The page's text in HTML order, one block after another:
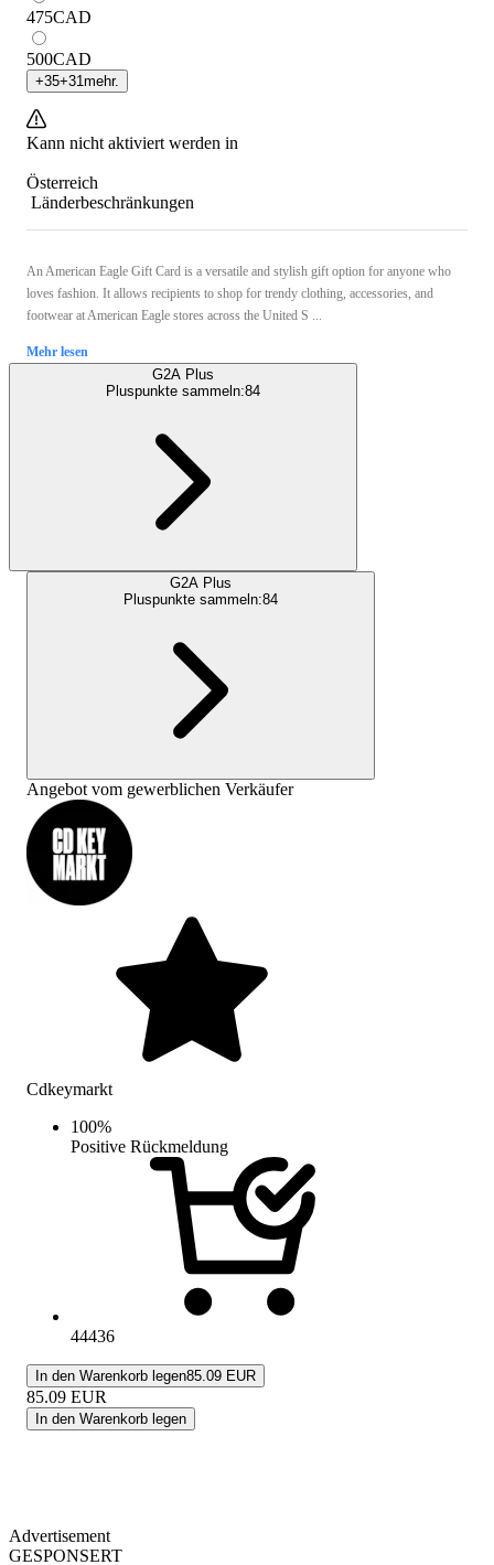
475CAD
500CAD
+35+31 mehr.
Kann nicht aktiviert werden in
Österreich
Länderbeschränkungen
An American Eagle Gift Card is a versatile and stylish gift option for anyone who
loves fashion. It allows recipients to shop for trendy clothing, accessories, and
footwear at American Eagle stores across the United S ...
Mehr lesen
G2A Plus
Pluspunkte sammeln:84
G2A Plus
Pluspunkte sammeln:84
Angebot vom gewerblichen Verkäufer
Cdkeymarkt
100%
Positive Rückmeldung
44436
In den Warenkorb legen85.09 EUR
85.09 EUR
In den Warenkorb legen
Advertisement
GESPONSERT